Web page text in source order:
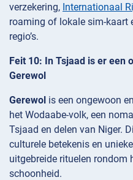
verzekering, Internationaal
roaming of lokale sim-kaart
regio’s.
Feit 10: In Tsjaad is er een
Gerewol
Gerewol is een ongewoon
het Wodaabe-volk, een
Tsjaad en delen van Niger.
culturele betekenis en
uitgebreide rituelen rondom
schoonheid.